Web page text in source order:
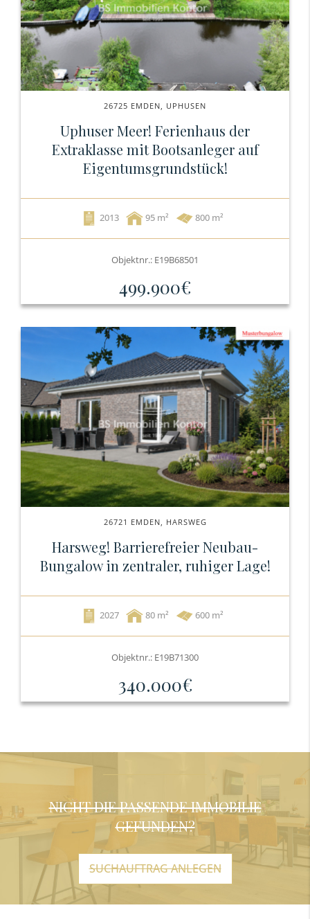
26725 EMDEN, UPHUSEN
Uphuser Meer! Ferienhaus der
Extraklasse mit Bootsanleger auf
Eigentumsgrundstück!
2013 95 800 m²
Objektnr.: E19B68501
499.900€
26721 EMDEN, HARSWEG
Harsweg! Barrierefreier Neubau-
Bungalow in zentraler, ruhiger Lage!
2027 80 600 m²
Objektnr.: E19B71300
340.000€
NICHT DIE PASSENDE IMMOBILIE
GEFUNDEN?
SUCHAUFTRAG ANLEGEN